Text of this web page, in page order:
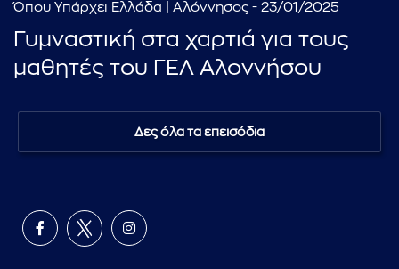
Όπου Υπάρχει Ελλάδα | Αλόννησος - 23/01/2025
Γυμναστική στα χαρτιά για τους
μαθητές του ΓΕΛ Αλοννήσου
Δες όλα τα επεισόδια